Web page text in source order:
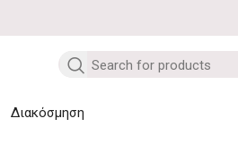
Διακόσμηση